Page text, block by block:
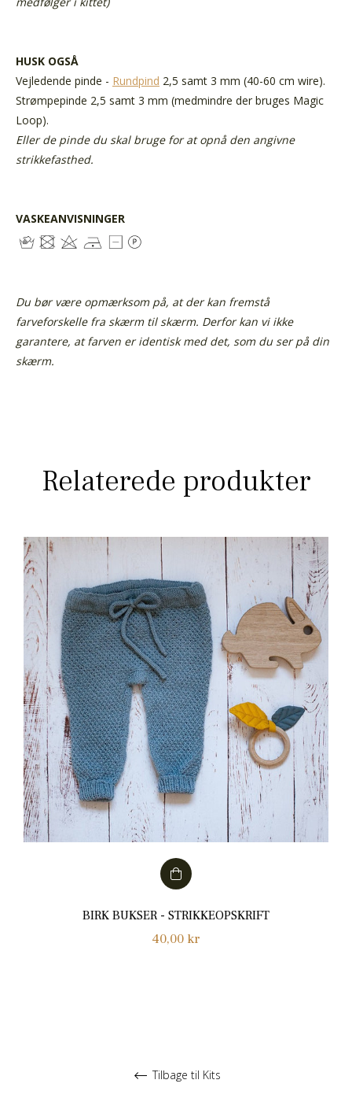
HUSK OGSÅ
Vejledende pinde - Rundpind 2,5 samt 3 mm (40-60 cm wire).
Strømpepinde 2,5 samt 3 mm (medmindre der bruges Magic
Loop).
Eller de pinde du skal bruge for at opnå den angivne
strikkefasthed.
VASKEANVISNINGER
Du bør være opmærksom på, at der kan fremstå
farveforskelle fra skærm til skærm. Derfor kan vi ikke
garantere, at farven er identisk med det, som du ser på din
skærm.
Relaterede produkter
BIRK BUKSER - STRIKKEOPSKRIFT
Normalpris
40,00 kr
Tilbage til Kits